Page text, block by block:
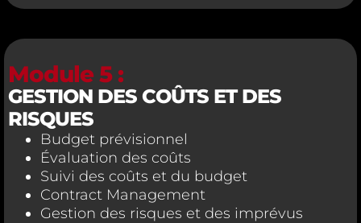
Module 5 :
GESTION DES COÛTS ET DES
RISQUES
Budget prévisionnel
Évaluation des coûts
Suivi des coûts et du budget
Contract Management
Gestion des risques et des imprévus